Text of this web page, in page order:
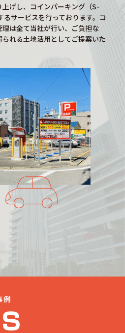
げし、コインパーキング（S-
るサービスを行っております。コ
は全て当社が行い、ご負担な
れる土地活用としてご提案いた
例